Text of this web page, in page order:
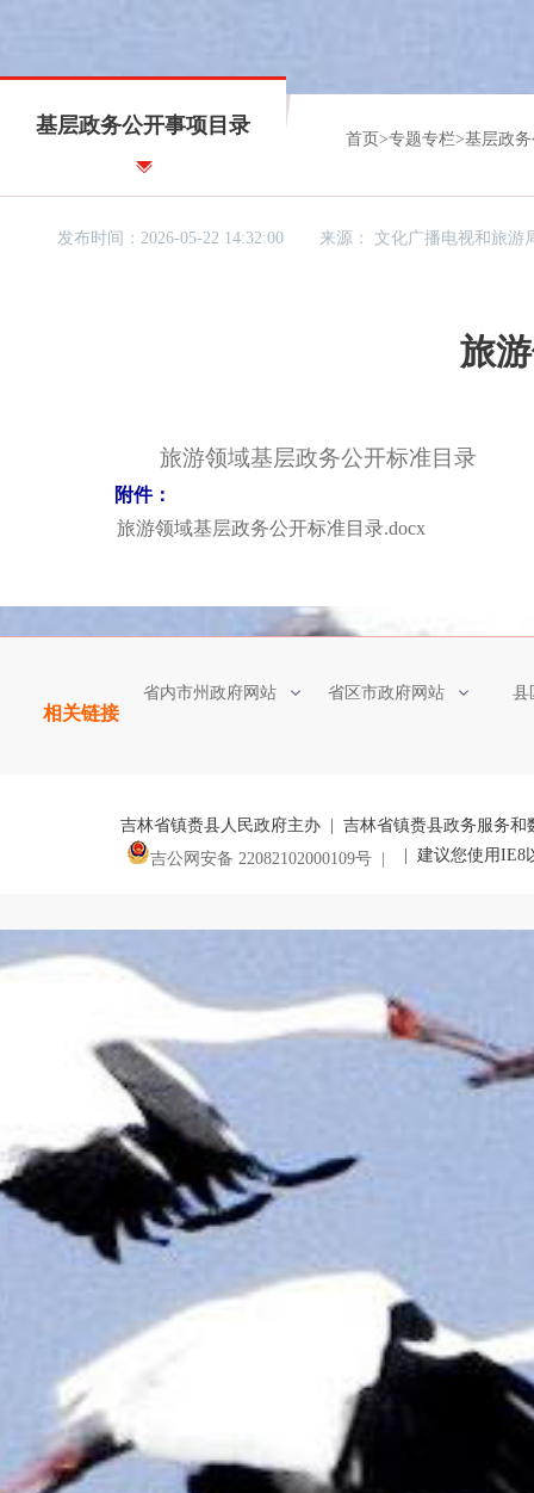
基层政务公开事项目录
首页 >专题专栏>基层政
发布时间：2026-05-22 14:32:00 来源：文化广播电视和旅游
旅
旅游领域基层政务公开标准目录
附件：
旅游领域基层政务公开标准目录.docx
相关链接
省内市州政府网站 省区市政府网站 县
吉林省镇赉县人民政府主办 | 吉林省镇赉县政务服务
吉公网安备 22082102000109号 |
| 建议您使用IE8